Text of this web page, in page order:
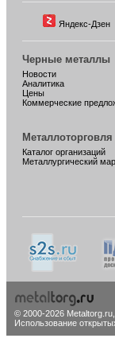
Яндекс-Дзен
Черные металлы
Новости
Аналитика
Цены
Коммерческие
Металлоторговля
Каталог организаций
Металлургический
© 2000-2026 Metaltorg.ru,
Использование